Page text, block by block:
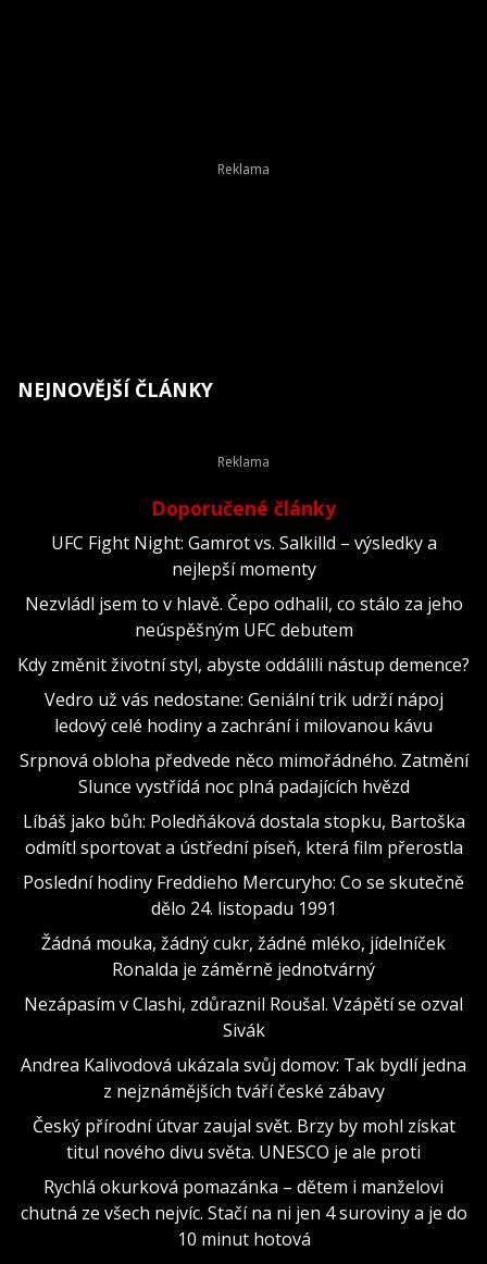
NEJNOVĚJŠÍ ČLÁNKY
Doporučené články
UFC Fight Night: Gamrot vs. Salkilld – výsledky a
nejlepší momenty
Nezvládl jsem to v hlavě. Čepo odhalil, co stálo za jeho
neúspěšným UFC debutem
Kdy změnit životní styl, abyste oddálili nástup demence?
Vedro už vás nedostane: Geniální trik udrží nápoj
ledový celé hodiny a zachrání i milovanou kávu
Srpnová obloha předvede něco mimořádného. Zatmění
Slunce vystřídá noc plná padajících hvězd
Líbáš jako bůh: Poledňáková dostala stopku, Bartoška
odmítl sportovat a ústřední píseň, která film přerostla
Poslední hodiny Freddieho Mercuryho: Co se skutečně
dělo 24. listopadu 1991
Žádná mouka, žádný cukr, žádné mléko, jídelníček
Ronalda je záměrně jednotvárný
Nezápasím v Clashi, zdůraznil Roušal. Vzápětí se ozval
Sivák
Andrea Kalivodová ukázala svůj domov: Tak bydlí jedna
z nejznámějších tváří české zábavy
Český přírodní útvar zaujal svět. Brzy by mohl získat
titul nového divu světa. UNESCO je ale proti
Rychlá okurková pomazánka – dětem i manželovi
chutná ze všech nejvíc. Stačí na ni jen 4 suroviny a je do
10 minut hotová